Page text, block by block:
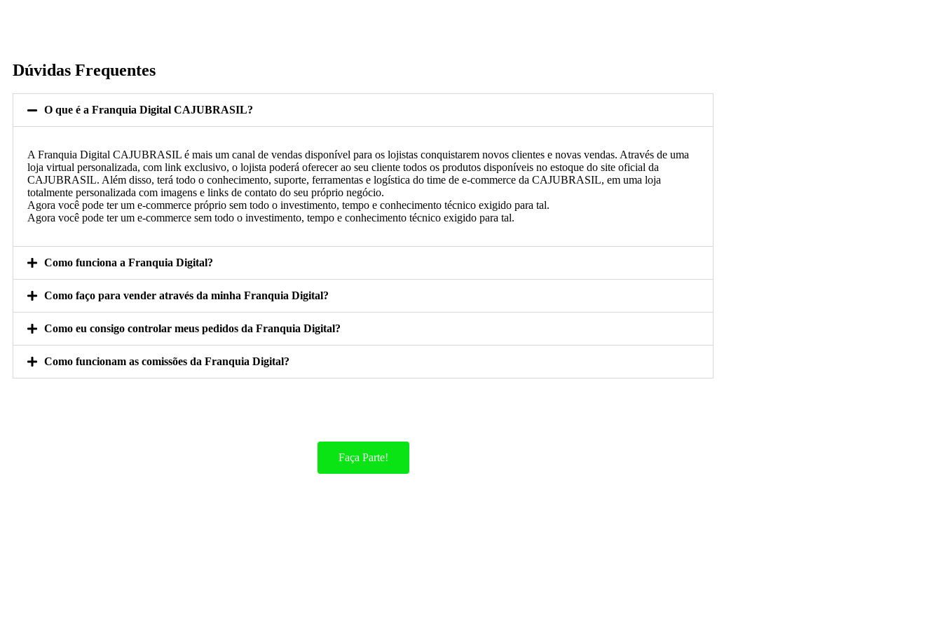
Dúvidas Frequentes
O que é a Franquia Digital CAJUBRASIL?
A Franquia Digital CAJUBRASIL é mais um canal de vendas disponível para os lojistas conquistarem novos clientes e novas vendas. Através de uma
loja virtual personalizada, com link exclusivo, o lojista poderá oferecer ao seu cliente todos os produtos disponíveis no estoque do site oficial da
CAJUBRASIL. Além disso, terá todo o conhecimento, suporte, ferramentas e logística do time de e-commerce da CAJUBRASIL, em uma loja
totalmente personalizada com imagens e links de contato do seu próprio negócio.
Agora você pode ter um e-commerce próprio sem todo o investimento, tempo e conhecimento técnico exigido para tal.
Agora você pode ter um e-commerce sem todo o investimento, tempo e conhecimento técnico exigido para tal.
Como funciona a Franquia Digital?
Como faço para vender através da minha Franquia Digital?
Como eu consigo controlar meus pedidos da Franquia Digital?
Como funcionam as comissões da Franquia Digital?
Faça Parte!